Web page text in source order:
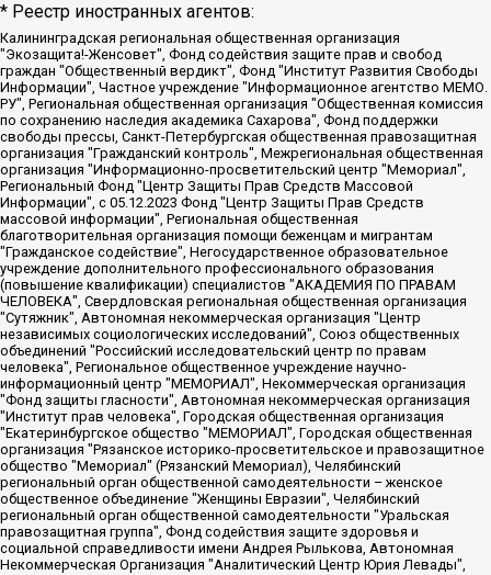
* Реестр иностранных агентов:
Калининградская региональная общественная организация "Экозащита!-Женсовет", Фонд содействия защите прав и свобод граждан "Общественный вердикт", Фонд "Институт Развития Свободы Информации", Частное учреждение "Информационное агентство МЕМО. РУ", Региональная общественная организация "Общественная комиссия по сохранению наследия академика Сахарова", Фонд поддержки свободы прессы, Санкт-Петербургская общественная правозащитная организация "Гражданский контроль", Межрегиональная общественная организация "Информационно-просветительский центр "Мемориал", Региональный Фонд "Центр Защиты Прав Средств Массовой Информации", с 05.12.2023 Фонд "Центр Защиты Прав Средств массовой информации", Региональная общественная благотворительная организация помощи беженцам и мигрантам "Гражданское содействие", Негосударственное образовательное учреждение дополнительного профессионального образования (повышение квалификации) специалистов "АКАДЕМИЯ ПО ПРАВАМ ЧЕЛОВЕКА", Свердловская региональная общественная организация "Сутяжник", Автономная некоммерческая организация "Центр независимых социологических исследований", Союз общественных объединений "Российский исследовательский центр по правам человека", Региональное общественное учреждение научно-информационный центр "МЕМОРИАЛ", Некоммерческая организация "Фонд защиты гласности", Автономная некоммерческая организация "Институт прав человека", Городская общественная организация "Екатеринбургское общество "МЕМОРИАЛ", Городская общественная организация "Рязанское историко-просветительское и правозащитное общество "Мемориал" (Рязанский Мемориал), Челябинский региональный орган общественной самодеятельности – женское общественное объединение "Женщины Евразии", Челябинский региональный орган общественной самодеятельности "Уральская правозащитная группа", Фонд содействия защите здоровья и социальной справедливости имени Андрея Рылькова, Автономная Некоммерческая Организация "Аналитический Центр Юрия Левады", Автономная некоммерческая организация социальной поддержки населения "Проект Апрель", Региональная общественная организация помощи женщинам и детям, находящимся в кризисной ситуации "Информационно-методический центр "Анна", Фонд содействия развитию массовых коммуникаций и правовому просвещению "Так-так-Так", Фонд содействия устойчивому развитию "Серебряная тайга", Свердловский региональный общественный фонд социальных проектов "Новое время", "Idel.Реалии", Кавказ.Реалии, Крым.Реалии, Телеканал Настоящее Время, Татаро-башкирская служба Радио Свобода (Azatliq Radiosi), Радио Свободная Европа/Радио Свобода (PCE/PC), "Сибирь.Реалии", "Фактограф", Благотворительный фонд помощи осужденным и их семьям, Автономная некоммерческая организация "Институт глобализации и социальных движений", Фонд "В защиту прав заключенных", Частное учреждение "Центр поддержки и содействия развитию средств массовой информации", Пензенский региональный общественный благотворительный фонд "Гражданский союз", "Север.Реалии", Некоммерческая организация Фонд "Правовая инициатива", Общество с ограниченной ответственностью "Радио Свободная Европа/Радио Свобода", Чешское информационное агентство "MEDIUM-ORIENT", Красноярская региональная общественная организация "Мы против СПИДа", Камалягин Денис Николаевич, Маркелов Сергей Евгеньевич, Пономарев Лев Александрович, Савицкая Людмила Алексеевна, Автономная некоммерческая организация "Центр по работе с проблемой насилия "НАСИЛИЮ.НЕТ", Межрегиональный профессиональный союз работников здравоохранения "Альянс врачей", Юридическое лицо, зарегистрированное в Латвийской Республике, SIA "Medusa Project" (регистрационный номер 40103797863, дата регистрации 10.06.2014), Некоммерческая организация "Фонд по борьбе с коррупцией", Автономная некоммерческая организация "Институт права и публичной политики", Баданин Роман Сергеевич, Гликин Максим Александрович, Железнова Мария Михайловна, Лукьянова Юлия Сергеевна, Маетная Елизавета Витальевна, Маняхин Петр Борисович, Чуракова Ольга Владимировна, Ярош Юлия Петровна, Юридическое лицо "The Insider SIA", зарегистрированное в Риге, Латвийская Республика (дата регистрации 26.06.2015), являющееся администратором доменного имени интернет-издания "The Insider SIA", https://theins.ru, Постернак Алексей Евгеньевич, Рубин Михаил Аркадьевич, Анин Роман Александрович, Юридическое лицо Istories fonds, зарегистрированное в Латвийской Республике (регистрационный номер 50008295751, дата регистрации 24.02.2020), Великовский Дмитрий Александрович, Долинина Ирина Николаевна, Мароховская Алеся Алексеевна, Шлейнов Роман Юрьевич, Шмагун Олеся Валентиновна, Общество с ограниченной ответственностью "Альтаир 2021", Общество с ограниченной ответственностью "Вега 2021", Общество с ограниченной ответственностью "Главный редактор 2021", Общество с ограниченной ответственностью "Ромашки монолит", Важенков Артем Валерьевич, Ивановская областная общественная организация "Центр гендерных исследований", Гурман Юрий Альбертович, Медиапроект "ОВД-Инфо", Егоров Владимир Владимирович, Жилинский Владимир Александрович, Общество с ограниченной ответственностью "ЗП", Иванова София Юрьевна, Карезина Инна Павловна, Кильтау Екатерина Викторовна, Петров Алексей Викторович, Пискунов Сергей Евгеньевич, Смирнов Сергей Сергеевич, Тихонов Михаил Сергеевич, Общество с ограниченной ответственностью "ЖУРНАЛИСТ-ИНОСТРАННЫЙ АГЕНТ", Арапова Галина Юрьевна, Вольтская Татьяна Анатольевна, Американская компания "Mason G.E.S. Anonymous Foundation" (США), являющаяся владельцем интернет-издания https://mnews.world/, Компания "Stichting Bellingcat", зарегистрированная в Нидерландах (дата регистрации 11.07.2018), Захаров Андрей Вячеславович, Клепиковская Екатерина Дмитриевна, Общество с ограниченной ответственностью "МЕМО", Перл Роман Александрович, Симонов Евгений Алексеевич, Соловьева Елена Анатольевна, Сотников Даниил Владимирович, Сурначева Елизавета Дмитриевна, Автономная некоммерческая организация по защите прав человека и информированию населения "Якутия – Наше Мнение", Общество с ограниченной ответственностью "Москоу диджитал медиа", с 26.01.2023 Общество с ограниченной ответственностью "Чайка Белые сады", Ветошкина Валерия Валерьевна, Заговора Максим Александрович, Межрегиональное общественное движение "Российская ЛГБТ - сеть", Оленичев Максим Владимирович, Павлов Иван Юрьевич, Скворцова Елена Сергеевна, Общество с ограниченной ответственностью "Как бы инагент", Кочетков Игорь Викторович, Общество с ограниченной ответственностью "Честные выборы", Еланчик Олег Александрович, Общество с ограниченной ответственностью "Нобелевский призыв", Гималова Регина Эмилевна, Григорьев Андрей Валерьевич, Григорьева Алина Александровна, Ассоциация по содействию защите прав призывников, альтернативнослужащих и военнослужащих "Правозащитная группа "Гражданин.Армия.Право", Хисамова Регина Фаритовна, Автономная некоммерческая организация по реализации социально-правовых программ "Лилит", Дальневосточное общественное движение "Маяк", Санкт-Петербургская ЛГБТ-инициативная группа "Выход", Инициативная группа ЛГБТ+ "Реверс", Алексеев Андрей Викторович, Бекбулатова Таисия Львовна, Беляев Иван Михайлович, Владыкина Елена Сергеевна, Гельман Марат Александрович, Никульшина Вероника Юрьевна, Толоконникова Надежда Андреевна, Шендерович Виктор Анатольевич, Общество с ограниченной ответственностью "Данное сообщение", Общество с ограниченной ответственностью Издательский дом "Новая глава", Айнбиндер Александра Александровна, Московский комьюнити-центр для ЛГБТ+инициатив, Благотворительный фонд развития филантропии, Deutsche Welle (Германия, Kurt-Schumacher-Strasse 3, 53113 Bonn), Борзунова Мария Михайловна, Воробьев Виктор Викторович, Голубева Анна Львовна, Константинова Алла Михайловна, Малкова Ирина Владимировна, Мурадов Мурад Абдулгалимович, Осетинская Елизавета Николаевна, Понасенков Евгений Николаевич, Ганапольский Матвей Юрьевич, Киселев Евгений Алексеевич, Борухович Ирина Григорьевна, Дремин Иван Тимофеевич, Дубровский Дмитрий Викторович, Красноярская региональная общественная организация поддержки и развития альтернативных образовательных технологий и межкультурных коммуникаций "ИНТЕРРА", Маяковская Екатерина Алексеевна, Фейгин Марк Захарович, Филимонов Андрей Викторович, Дзугкоева Регина Николаевна, Доброхотов Роман Александрович, Дудь Юрий Александрович, Елкин Сергей Владимирович, Кругликов Кирилл Игоревич, Сабунаева Мария Леонидовна, Семенов Алексей Владимирович, Шаинян Карен Багратович, Шульман Екатерина Михайловна, Асафьев Артур Валерьевич, Вахштайн Виктор Семенович, Венедиктов Алексей Алексеевич, Лушникова Екатерина Евгеньевна, Волков Леонид Михайлович, Невзоров Александр Глебович, Пархоменко Сергей Борисович, Сироткин Ярослав Николаевич, Кара-Мурза Владимир Владимирович, Баранова Наталья Владимировна, Гозман Леонид Яковлевич, Кагарлицкий Борис Юльевич, Климарев Михаил Валерьевич, Милов Владимир Станиславович, Автономная некоммерческая организация Краснодарский центр современного искусства "Типография", Моргенштерн Алишер Тагирович, Соболь Любовь Эдуардовна, Общество с ограниченной ответственностью "ЛИЗА НОРМ", Каспаров Гарри Кимович, Ходорковский Михаил Борисович, Общество с ограниченной ответственностью "Апрельские тезисы", Данилович Ирина Брониславовна, Кашин Олег Владимирович, Петров Николай Владимирович, Пивоваров Алексей Владимирович, Соколов Михаил Владимирович, Цветкова Юлия Владимировна, Чичваркин Евгений Александрович, Комитет против пыток/Команда против пыток, Общество с ограниченной ответственностью "Первый научный", Общество с ограниченной ответственностью "Вертолет и ко", Белоцерковская Вероника Борисовна, Кац Максим Евгеньевич, Лазарева Татьяна Юрьевна, Шаведдинов Руслан Табризович, Яшин Илья Валерьевич, Общество с ограниченной ответственностью "Иноагент ААВ", Алешковский Дмитрий Петрович, Альбац Евгения Марковна, Быков Дмитрий Львович, Галямина Юлия Евгеньевна, Лойко Сергей Леонидович, Мартынов Кирилл Константинович, Медведев Сергей Александрович, Крашенинников Федор Геннадиевич, Гордеева Катерина Вл